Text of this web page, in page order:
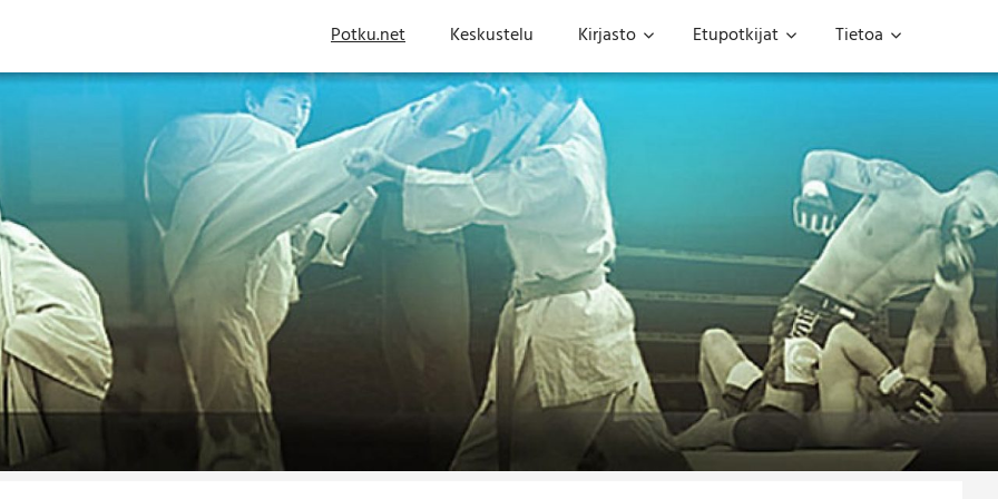
Potku.net Keskustelu Kirjasto Etupotkijat Tietoa